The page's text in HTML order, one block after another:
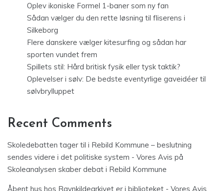
Oplev ikoniske Formel 1-baner som ny fan
Sådan vælger du den rette løsning til fliserens i
Silkeborg
Flere danskere vælger kitesurfing og sådan har
sporten vundet frem
Spillets stil: Hård britisk fysik eller tysk taktik?
Oplevelser i sølv: De bedste eventyrlige gaveidéer til
sølvbrylluppet
Recent Comments
Skoledebatten tager til i Rebild Kommune – beslutning
sendes videre i det politiske system - Vores Avis på
Skoleanalysen skaber debat i Rebild Kommune
Åbent hus hos Ravnkildearkivet er i biblioteket - Vores Avis